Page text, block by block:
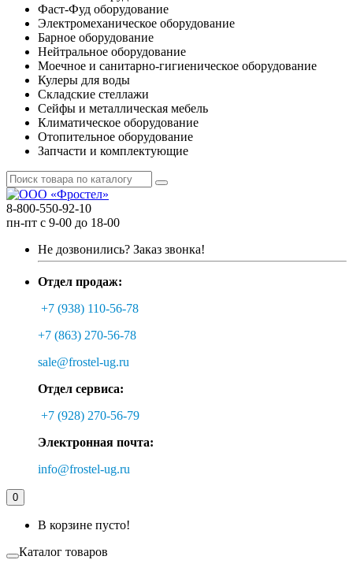
Фаст-Фуд оборудование
Электромеханическое оборудование
Барное оборудование
Нейтральное оборудование
Моечное и санитарно-гигиеническое оборудование
Кулеры для воды
Складские стеллажи
Сейфы и металлическая мебель
Климатическое оборудование
Отопительное оборудование
Запчасти и комплектующие
8-800-550-92-10
пн-пт с 9-00 до 18-00
Не дозвонились? Заказ звонка!
Отдел продаж:
+7 (938) 110-56-78
+7 (863) 270-56-78
sale@frostel-ug.ru
Отдел сервиса:
+7 (928) 270-56-79
Электронная почта:
info@frostel-ug.ru
0
В корзине пусто!
Каталог товаров